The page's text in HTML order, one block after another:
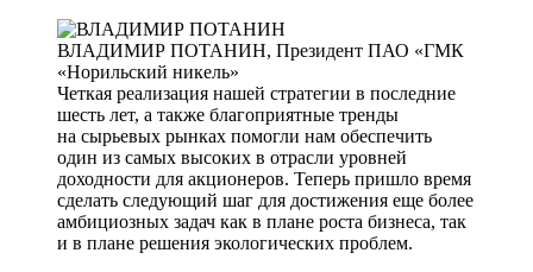
ВЛАДИМИР ПОТАНИН, Президент ПАО «ГМК
«Норильский никель»
Четкая реализация нашей стратегии в последние
шесть лет, а также благоприятные тренды
на сырьевых рынках помогли нам обеспечить
один из самых высоких в отрасли уровней
доходности для акционеров. Теперь пришло время
сделать следующий шаг для достижения еще более
амбициозных задач как в плане роста бизнеса, так
и в плане решения экологических проблем.